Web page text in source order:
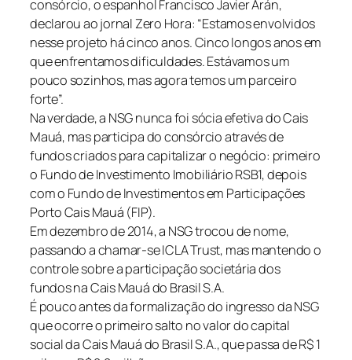
consórcio, o espanhol Francisco Javier Arán,
declarou ao jornal Zero Hora: “Estamos envolvidos
nesse projeto há cinco anos. Cinco longos anos em
que enfrentamos dificuldades. Estávamos um
pouco sozinhos, mas agora temos um parceiro
forte”.
Na verdade, a NSG nunca foi sócia efetiva do Cais
Mauá, mas participa do consórcio através de
fundos criados para capitalizar o negócio: primeiro
o Fundo de Investimento Imobiliário RSB1, depois
com o Fundo de Investimentos em Participações
Porto Cais Mauá (FIP).
Em dezembro de 2014, a NSG trocou de nome,
passando a chamar-se ICLA Trust, mas mantendo o
controle sobre a participação societária dos
fundos na Cais Mauá do Brasil S.A.
É pouco antes da formalização do ingresso da NSG
que ocorre o primeiro salto no valor do capital
social da Cais Mauá do Brasil S.A., que passa de R$ 1